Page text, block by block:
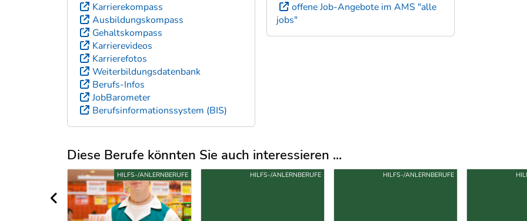
Karrierekompass
Ausbildungskompass
Gehaltskompass
Karrierevideos
Karrierefotos
Weiterbildungsdatenbank
Berufs-Infos
JobBarometer
Berufsinformationssystem (BIS)
offene Job-Angebote im AMS "alle
jobs"
Diese Berufe könnten Sie auch interessieren ...
Uber weitere Berufsvorschläge
HILFS-/ANLERNBERUFE HILFS-/ANLERNBERUFE HILFS-/ANLERNBERUFE